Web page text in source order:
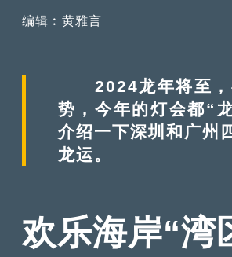
编辑︰黄雅言
2024龙年将至，
势，今年的灯会都“
介绍一下深圳和广州
龙运。
欢乐海岸“湾